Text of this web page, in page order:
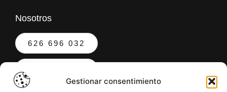
Gestionar consentimiento
Nosotros
626 696 032